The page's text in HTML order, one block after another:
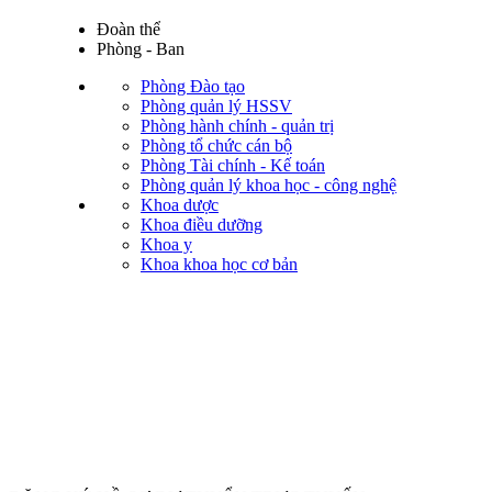
Đoàn thể
Phòng - Ban
Phòng Đào tạo
Phòng quản lý HSSV
Phòng hành chính - quản trị
Phòng tổ chức cán bộ
Phòng Tài chính - Kế toán
Phòng quản lý khoa học - công nghệ
Khoa dược
Khoa điều dưỡng
Khoa y
Khoa khoa học cơ bản